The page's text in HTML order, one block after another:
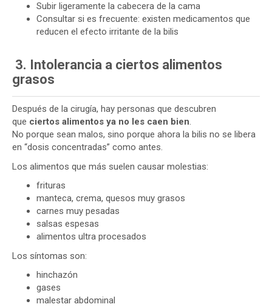
Subir ligeramente la cabecera de la cama
Consultar si es frecuente: existen medicamentos que
reducen el efecto irritante de la bilis
3. Intolerancia a ciertos alimentos
grasos
Después de la cirugía, hay personas que descubren
que ciertos alimentos ya no les caen bien.
No porque sean malos, sino porque ahora la bilis no se libera
en “dosis concentradas” como antes.
Los alimentos que más suelen causar molestias:
frituras
manteca, crema, quesos muy grasos
carnes muy pesadas
salsas espesas
alimentos ultra procesados
Los síntomas son:
hinchazón
gases
malestar abdominal